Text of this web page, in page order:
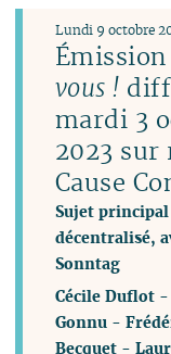
vous !
mardi 3
2023 sur
Cause
Sujet
décentralisé,
Sonntag
Lundi 9 octobre
Cécile Duflot
Gonnu -
Becquet -